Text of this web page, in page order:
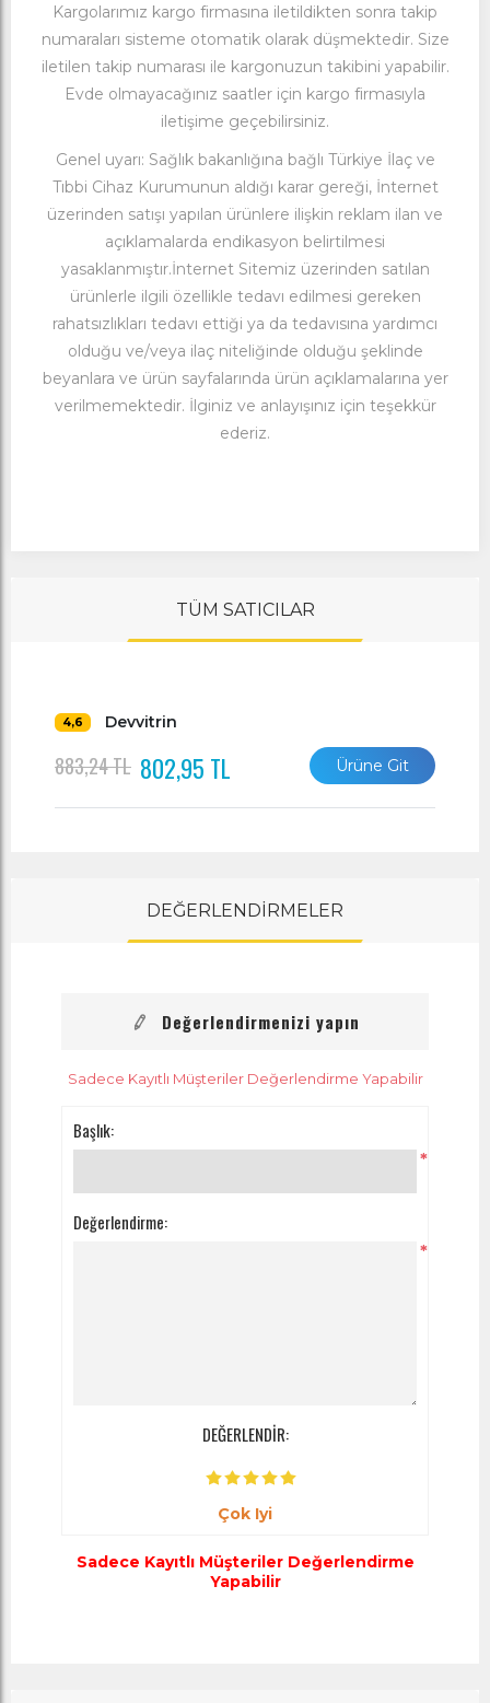
Kargolarımız kargo firmasına iletildikten sonra takip
numaraları sisteme otomatik olarak düşmektedir. Size
iletilen takip numarası ile kargonuzun takibini yapabilir.
Evde olmayacağınız saatler için kargo firmasıyla
iletişime geçebilirsiniz.
Genel uyarı: Sağlık bakanlığına bağlı Türkiye İlaç ve
Tıbbi Cihaz Kurumunun aldığı karar gereği, İnternet
üzerinden satışı yapılan ürünlere ilişkin reklam ilan ve
açıklamalarda endikasyon belirtilmesi
yasaklanmıştır.İnternet Sitemiz üzerinden satılan
ürünlerle ilgili özellikle tedavı edilmesi gereken
rahatsızlıkları tedavı ettiği ya da tedavısına yardımcı
olduğu ve/veya ilaç niteliğinde olduğu şeklinde
beyanlara ve ürün sayfalarında ürün açıklamalarına yer
verilmemektedir. İlginiz ve anlayışınız için teşekkür
ederiz.
TÜM SATICILAR
4,6 Devvitrin
883,24 TL 802,95 TL Ürüne Git
DEĞERLENDİRMELER
Değerlendirmenizi yapın
Sadece Kayıtlı Müşteriler Değerlendirme Yapabilir
Başlık:
*
Değerlendirme:
*
DEĞERLENDİR:
Çok Iyi
Sadece Kayıtlı Müşteriler Değerlendirme
Yapabilir